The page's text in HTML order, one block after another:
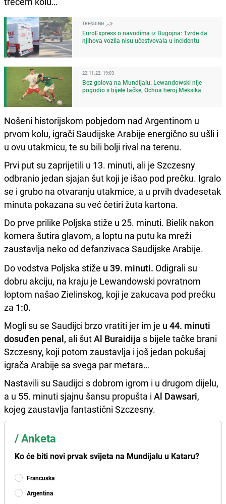
TRENDING
EuroExpress o navodima iz Bugojna: Tvrde da
njihova vozila nisu učestvovala u incidentu
22.11.22. 19:03
Bez golova na Mundijalu: Lewandowski nije
pogodio s bijele tačke, Ochoa heroj Meksika
Nošeni historijskom pobjedom nad Argentinom u
prvom kolu, igrači Saudijske Arabije energično su ušli i
u ovu utakmicu, te su bili bolji rival na terenu.
Prvi put su zaprijetili u 13. minuti, ali je Szczesny
odbranio jedan sjajan šut koji je išao pod prečku. Igralo
se i grubo na otvaranju utakmice, a u prvih dvadesetak
minuta pokazana su već četiri žuta kartona.
Do prve prilike Poljska stiže u 25. minuti. Bielik nakon
kornera šutira glavom, a loptu na putu ka mreži
zaustavlja neko od defanzivaca Saudijske Arabije.
Do vodstva Poljska stiže u 39. minuti. Odigrali su
dobru akciju, na kraju je Lewandowski povratnom
loptom našao Zielinskog, koji je zakucava pod prečku
za 1:0.
Mogli su se Saudijci brzo vratiti jer im je u 44. minuti
dosuđen penal, ali šutAl Buraidija s bijele tačke brani
Szczesny, koji potom zaustavlja i još jedan pokušaj
igrača Arabije sa svega par metara…
Nastavili su Saudijci s dobrom igrom i u drugom dijelu,
a u 55. minuti sjajnu šansu propušta i Al Dawsari,
kojeg zaustavlja fantastični Szczesny.
/Anketa
Ko će biti novi prvak svijeta na Mundijalu u Kataru?
Francuska
Argentina